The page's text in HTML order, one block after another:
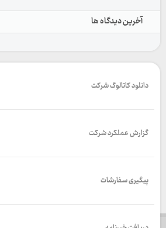
آخرین دیدگاه ها
دانلود کاتالوگ شرکت
گزارش عملکرد شرکت
پیگیری سفارشات